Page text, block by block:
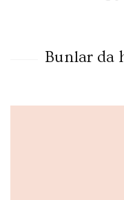
Bunlar da